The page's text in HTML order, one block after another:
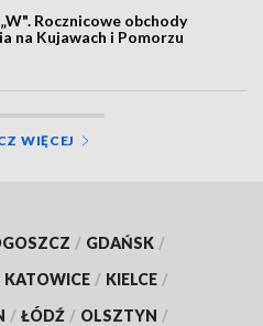
Rocznicowe obchody
na Kujawach i Pomorzu
WIĘCEJ
/ GDAŃSK /
KATOWICE / KIELCE /
/ ŁÓDŹ / OLSZTYN /